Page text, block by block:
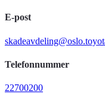
E-post
Telefonnummer
22700200